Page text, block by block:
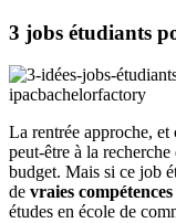
3 jobs étudiants
La rentrée approche, et
peut-être à la
budget. Mais si ce job
de vraies
études en école de